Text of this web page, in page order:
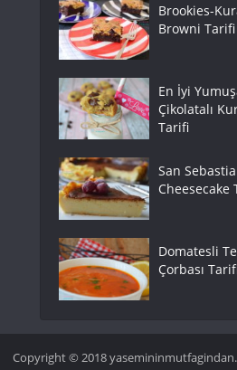
Brookies-
Browni Tarifi
En İyi
Çikolatalı
Tarifi
San
Cheesecake
Domatesli
Çorbası Tarifi
Copyright © 2018